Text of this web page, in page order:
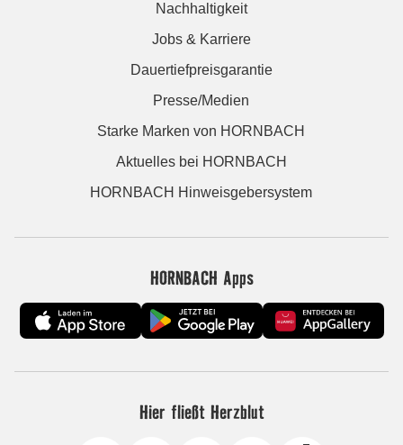
Nachhaltigkeit
Jobs & Karriere
Dauertiefpreisgarantie
Presse/Medien
Starke Marken von HORNBACH
Aktuelles bei HORNBACH
HORNBACH Hinweisgebersystem
HORNBACH Apps
Hier fließt Herzblut